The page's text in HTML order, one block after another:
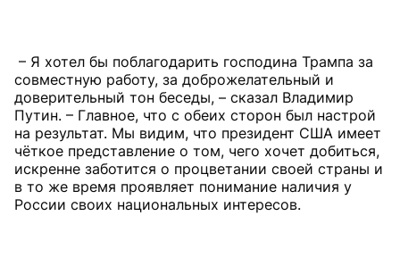
– Я хотел бы поблагодарить господина Трампа за
совместную работу, за доброжелательный и
доверительный тон беседы, – сказал Владимир
Путин. – Главное, что с обеих сторон был настрой
на результат. Мы видим, что президент США имеет
чёткое представление о том, чего хочет добиться,
искренне заботится о процветании своей страны и
в то же время проявляет понимание наличия у
России своих национальных интересов.